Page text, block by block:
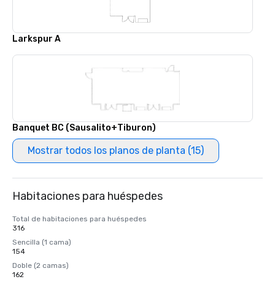
Larkspur A
Banquet BC (Sausalito+Tiburon)
Mostrar todos los planos de planta (15)
Habitaciones para huéspedes
Total de habitaciones para huéspedes
316
Sencilla (1 cama)
154
Doble (2 camas)
162